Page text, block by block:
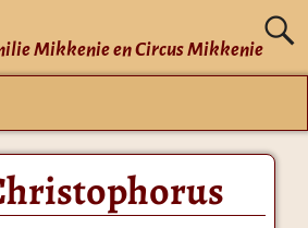
Mikkenie en Circus Mikkenie